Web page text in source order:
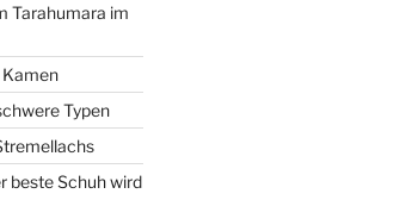
Tarahumara im
Kamen
Typen
beste Schuh wird